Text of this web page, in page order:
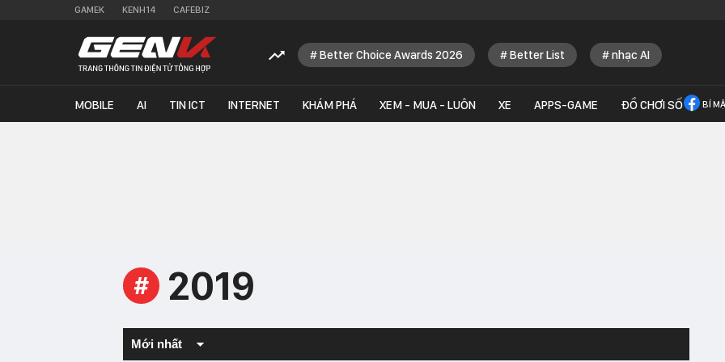
GAMEK KENH14 CAFEBIZ
Better Choice Awards 2026 Better List nhạc AI
MOBILE AI TIN ICT INTERNET KHÁM PHÁ XEM - MUA - LUÔN XE APPS-GAME ĐỒ CHƠI SỐ BÍ
# 2019
Mới nhất